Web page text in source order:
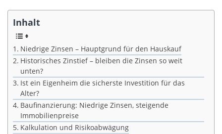
Inhalt
Niedrige Zinsen – Hauptgrund für den Hauskauf
Historisches Zinstief – bleiben die Zinsen so weit
unten?
Ist ein Eigenheim die sicherste Investition für das
Alter?
Baufinanzierung: Niedrige Zinsen, steigende
Immobilienpreise
Kalkulation und Risikoabwägung